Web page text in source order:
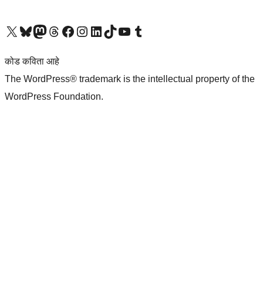
आमच्या X (एक्स) (पूर्वीचे ट्विटर) खात्याला भेट द्या आमच्या ब्लूस्की खात्याला भेट द्या.आमच्या Mastodon खात्याला भेट द्या.आमच्या थ्रेड्स खात्याला भेट द्या. आमच्या फेसबुक पेजला भेट द्या आमच्या इंस्टाग्राम खात्याला भेट द्या आमच्या लिंक्डइन खात्याला भेट द्या आमच्या टिकटॉक अकाउंटला भेट द्या.आमच्या यूट्यूब चॅनेलला भेट द्या आमच्या टंबलर खात्याला भेट द्या.
कोड कविता आहे
The WordPress® trademark is the intellectual property of the
WordPress Foundation.